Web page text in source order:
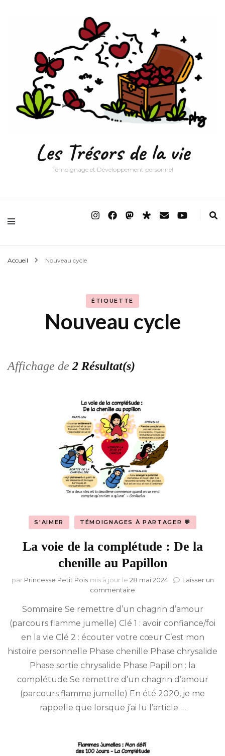
Les Trésors de la vie
Témoignage et Développement personnel
Accueil Nouveau cycle
ÉTIQUETTE
Nouveau cycle
Affichage de2 Résultat(s)
S'AIMER TÉMOIGNAGES À PARTAGER 💬
La voie de la complétude : De la
chenille au Papillon
par Princesse Petit Pois mis à jour le 28 mai 2024
Laisser un
commentaire
voie
de
complétude :
De
chenille
au
Papillon
Sommaire Se remettre d’un chagrin d’amour
(parcours flamme jumelle) Clé 1 : avoir confiance/foi
en la vie Clé 2 : écouter votre cœur C’est mon
histoire personnelle Phase chenille Phase chrysalide
Phase sortie chrysalide Phase Papillon : la
complétude Se remettre d’un chagrin d’amour
(parcours flamme jumelle) En été 2020, je me
rappelle que lorsque j’ai lu l’article …